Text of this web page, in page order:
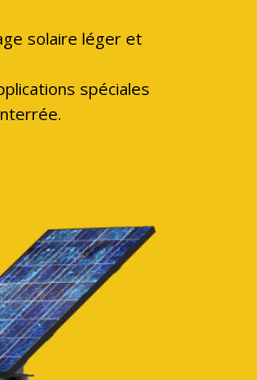
solaire léger et
spéciales